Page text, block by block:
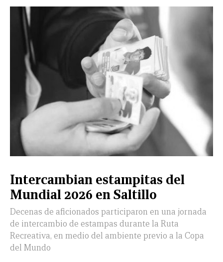
Intercambian estampitas del
Mundial 2026 en Saltillo
Decenas de aficionados participaron en una jornada
de intercambio de estampas durante la Ruta
Recreativa, en medio del ambiente previo a la Copa
del Mundo